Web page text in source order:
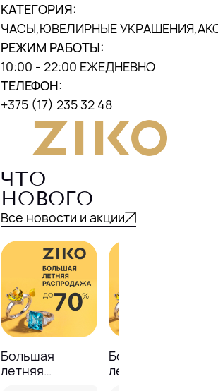
КАТЕГОРИЯ:
ЧАСЫ,ЮВЕЛИРНЫЕ
РЕЖИМ РАБОТЫ:
10:00 - 22:00 ЕЖЕДНЕВНО
ТЕЛЕФОН:
+375 (17) 235 32 48
ЧТО
НОВОГО
Все новости и акции
Большая
летняя
Большая
летняя